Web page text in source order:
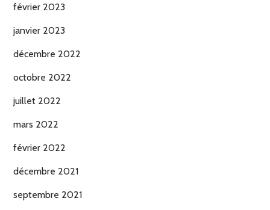
février 2023
janvier 2023
décembre 2022
octobre 2022
juillet 2022
mars 2022
février 2022
décembre 2021
septembre 2021